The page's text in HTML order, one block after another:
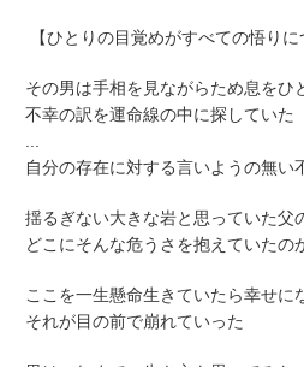
【ひとりの目覚めがすべての悟りに
その男は手相を見ながらため息をひ
不幸の訳を運命線の中に探していた
自分の存在に対する言いようの無い
揺るぎない大きな岩と思っていた父
どこにそんな危うさを抱えていたの
ここを一生懸命生きていたら幸せに
それが目の前で崩れていった